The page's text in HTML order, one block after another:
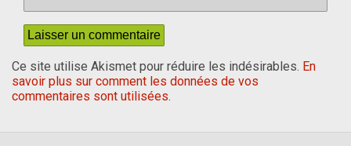
Ce site utilise Akismet pour réduire les indésirables. En
savoir plus sur comment les données de vos
commentaires sont utilisées.